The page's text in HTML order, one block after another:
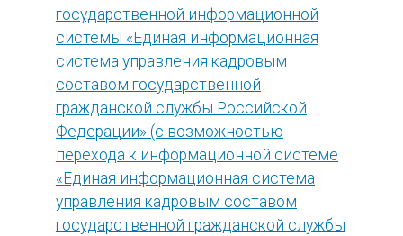
государственной информационной
системы «Единая информационная
система управления кадровым
составом государственной
гражданской службы Российской
Федерации» (с возможностью
перехода к информационной системе
«Единая информационная система
управления кадровым составом
государственной гражданской службы